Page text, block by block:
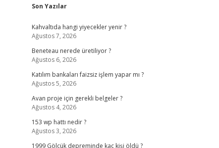
Sidebar
Son Yazılar
Kahvaltıda hangi yiyecekler yenir ?
Ağustos 7, 2026
Beneteau nerede üretiliyor ?
Ağustos 6, 2026
Katılım bankaları faizsiz işlem yapar mı ?
Ağustos 5, 2026
Avan proje için gerekli belgeler ?
Ağustos 4, 2026
153 wp hattı nedir ?
Ağustos 3, 2026
1999 Gölcük depreminde kaç kişi öldü ?